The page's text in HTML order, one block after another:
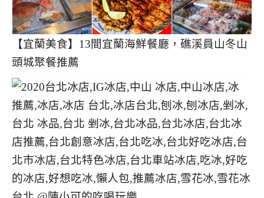
【宜蘭美食】13間宜蘭海鮮餐廳，礁溪員山冬山
頭城聚餐推薦